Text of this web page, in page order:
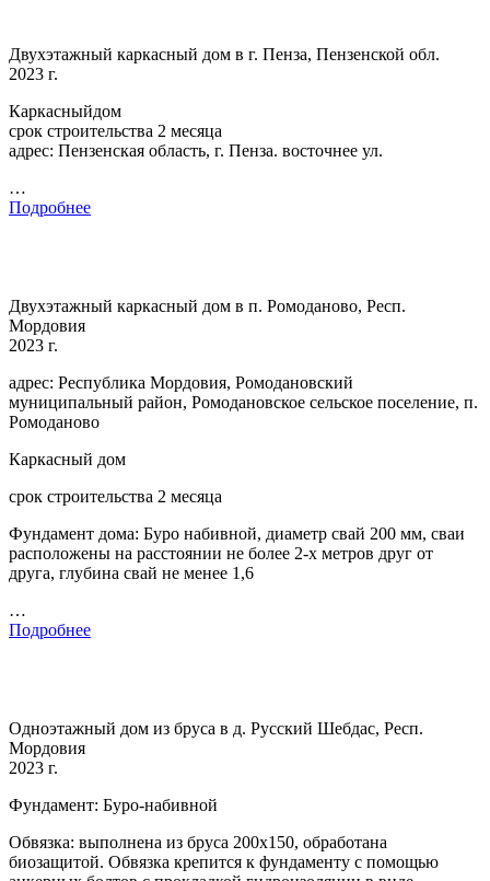
Двухэтажный каркасный дом в г. Пенза, Пензенской обл.
2023 г.
Каркасныйдом
срок строительства 2 месяца
адрес: Пензенская область, г. Пенза. восточнее ул.
…
Подробнее
Двухэтажный каркасный дом в п. Ромоданово, Респ.
Мордовия
2023 г.
адрес: Республика Мордовия, Ромодановский
муниципальный район, Ромодановское сельское поселение, п.
Ромоданово
Каркасный дом
срок строительства 2 месяца
Фундамент дома: Буро набивной, диаметр свай 200 мм, сваи
расположены на расстоянии не более 2-х метров друг от
друга, глубина свай не менее 1,6
…
Подробнее
Одноэтажный дом из бруса в д. Русский Шебдас, Респ.
Мордовия
2023 г.
Фундамент: Буро-набивной
Обвязка: выполнена из бруса 200х150, обработана
биозащитой. Обвязка крепится к фундаменту с помощью